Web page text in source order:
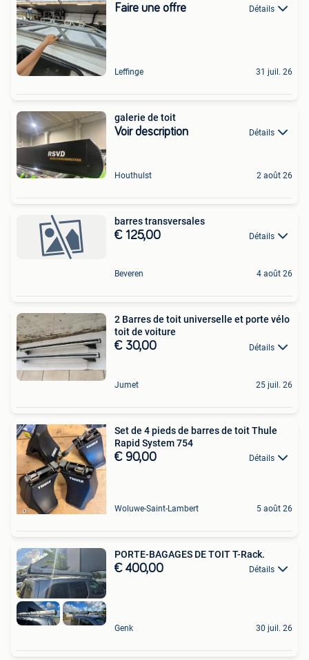
Faire une offre Détails
Leffinge 31 juil. 26
galerie de toit
Voir description Détails
Houthulst 2 août 26
barres transversales
€ 125,00 Détails
Beveren 4 août 26
2 Barres de toit universelle et porte vélo
toit de voiture
€ 30,00 Détails
Jumet 25 juil. 26
Set de 4 pieds de barres de toit Thule
Rapid System 754
€ 90,00 Détails
Woluwe-Saint-Lambert 5 août 26
PORTE-BAGAGES DE TOIT T-Rack.
€ 400,00 Détails
Genk 30 juil. 26